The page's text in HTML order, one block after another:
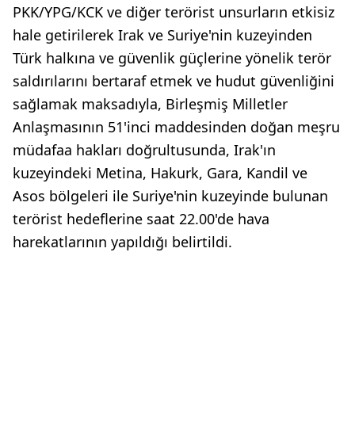
PKK/YPG/KCK ve diğer terörist unsurların etkisiz
hale getirilerek Irak ve Suriye'nin kuzeyinden
Türk halkına ve güvenlik güçlerine yönelik terör
saldırılarını bertaraf etmek ve hudut güvenliğini
sağlamak maksadıyla, Birleşmiş Milletler
Anlaşmasının 51'inci maddesinden doğan meşru
müdafaa hakları doğrultusunda, Irak'ın
kuzeyindeki Metina, Hakurk, Gara, Kandil ve
Asos bölgeleri ile Suriye'nin kuzeyinde bulunan
terörist hedeflerine saat 22.00'de hava
harekatlarının yapıldığı belirtildi.